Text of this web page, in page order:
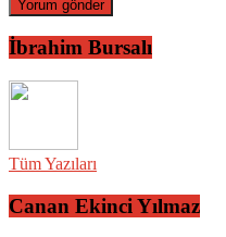
İbrahim Bursalı
Tüm Yazıları
Canan Ekinci Yılmaz